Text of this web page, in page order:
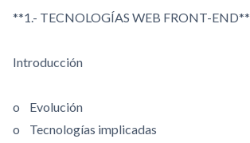
**1.- TECNOLOGÍAS WEB FRONT-END**
Introducción
o Evolución
o Tecnologías implicadas